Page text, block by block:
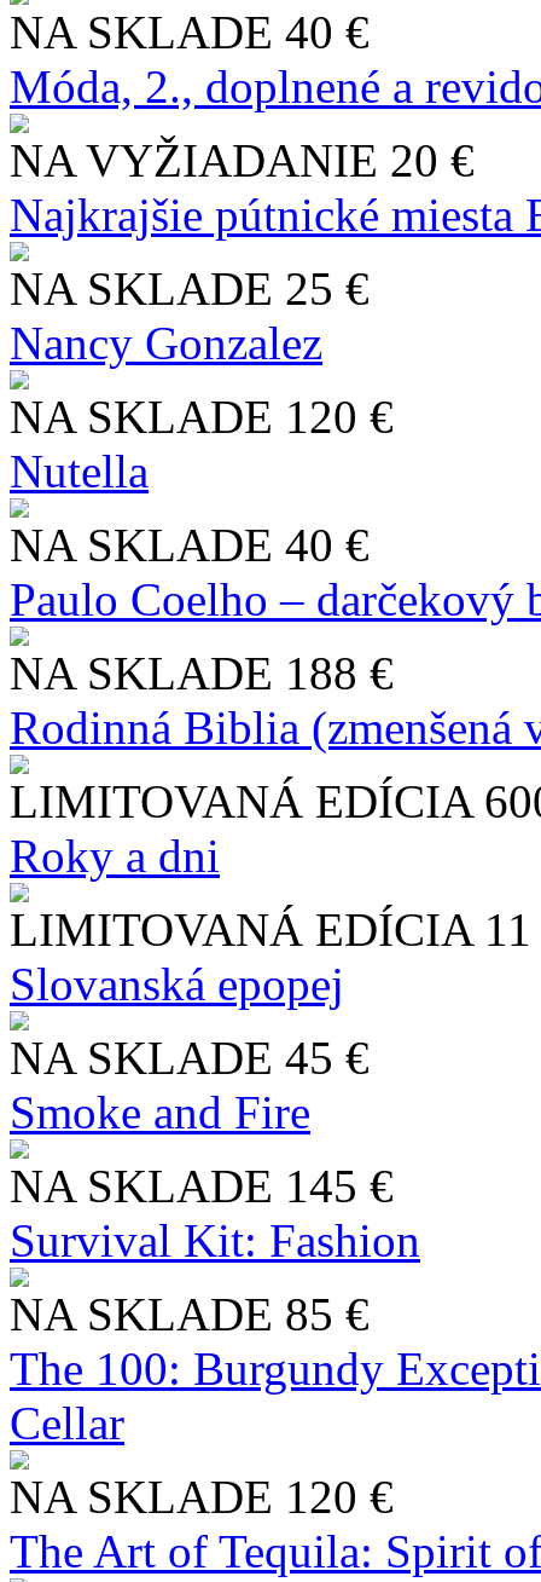
NA SKLADE 40 €
Móda, 2., doplnené a
NA VYŽIADANIE 20 €
Najkrajšie pútnické miesta
NA SKLADE 25 €
Nancy Gonzalez
NA SKLADE 120 €
Nutella
NA SKLADE 40 €
Paulo Coelho – darčekový
NA SKLADE 188 €
Rodinná Biblia (zmenšená
LIMITOVANÁ EDÍCIA
Roky a dni
LIMITOVANÁ EDÍCIA
Slo​vanská epopej
NA SKLADE 45 €
Smoke and Fire
NA SKLADE 145 €
Survival Kit: Fashion
NA SKLADE 85 €
The 100: Burgundy
Cellar
NA SKLADE 120 €
The Art of Tequila: Spirit